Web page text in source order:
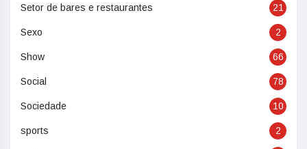
Setor de bares e restaurantes 21
Sexo 2
Show 66
Social 78
Sociedade 10
sports 2